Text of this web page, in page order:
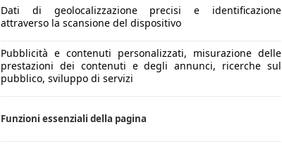
Dati di geolocalizzazione precisi e identificazione
attraverso la scansione del dispositivo
Pubblicità e contenuti personalizzati, misurazione delle
prestazioni dei contenuti e degli annunci, ricerche sul
pubblico, sviluppo di servizi
Funzioni essenziali della pagina